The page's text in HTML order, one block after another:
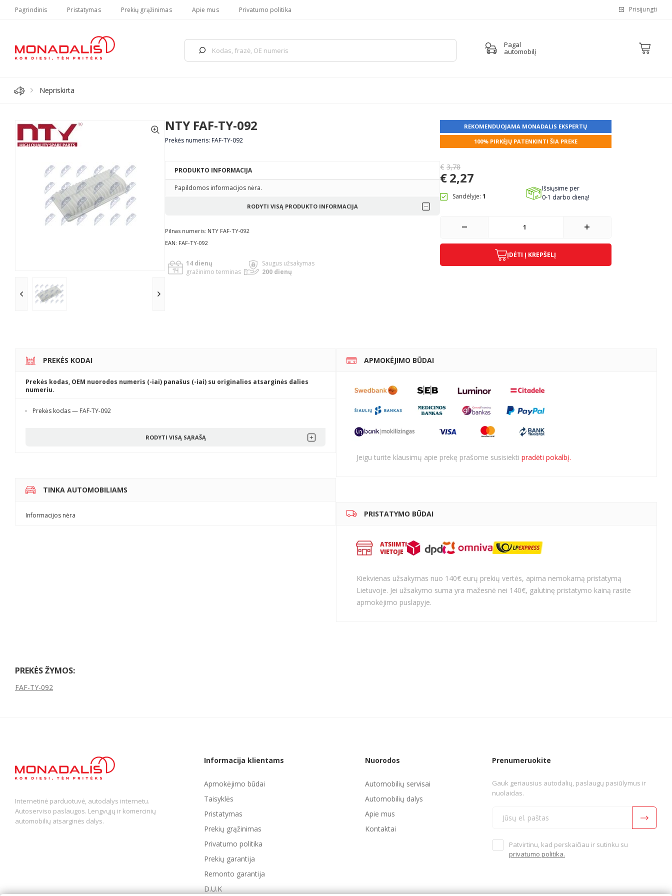
Pagrindinis Pristatymas Prekių grąžinimas Apie mus Privatumo politika Prisijungti
Pagal
automobilį
Nepriskirta
NTY FAF-TY-092
Prekės numeris: FAF-TY-092
PRODUKTO INFORMACIJA
Papildomos informacijos nėra.
RODYTI VISĄ PRODUKTO INFORMACIJA
Pilnas numeris: NTY FAF-TY-092
EAN: FAF-TY-092
14 dienų
gražinimo terminas
Saugus užsakymas
200 dienų
REKOMENDUOJAMA MONADALIS EKSPERTŲ
100% PIRKĖJŲ PATENKINTI ŠIA PREKE
€ 3,78
€2,27
Sandėlyje: 1
Išsiųsime per
0-1 darbo dieną!
ĮDĖTI Į KREPŠELĮ
PREKĖS KODAI
Prekės kodas, OEM nuorodos numeris (-iai) panašus (-iai) su originalios atsarginės dalies
numeriu.
Prekės kodas — FAF-TY-092
RODYTI VISĄ SĄRAŠĄ
TINKA AUTOMOBILIAMS
Informacijos nėra
APMOKĖJIMO BŪDAI
Jeigu turite klausimų apie prekę prašome susisiekti pradėti pokalbį.
PRISTATYMO BŪDAI
Kiekvienas užsakymas nuo 140€ eurų prekių vertės, apima nemokamą pristatymą
Lietuvoje. Jei užsakymo suma yra mažesnė nei 140€, galutinę pristatymo kainą rasite
apmokėjimo puslapyje.
PREKĖS ŽYMOS:
FAF-TY-092
Internetinė parduotuvė, autodalys internetu.
Autoserviso paslaugos. Lengvųjų ir komercinių
automobilių atsarginės dalys.
Prenumeruokite
Gauk geriausius autodalių, paslaugų pasiūlymus ir
nuolaidas.
Patvirtinu, kad perskaičiau ir sutinku su
privatumo politika.
Informacija klientams
Apmokėjimo būdai
Taisyklės
Pristatymas
Prekių grąžinimas
Privatumo politika
Prekių garantija
Remonto garantija
D.U.K
Nuorodos
Automobilių servisai
Automobilių dalys
Apie mus
Kontaktai